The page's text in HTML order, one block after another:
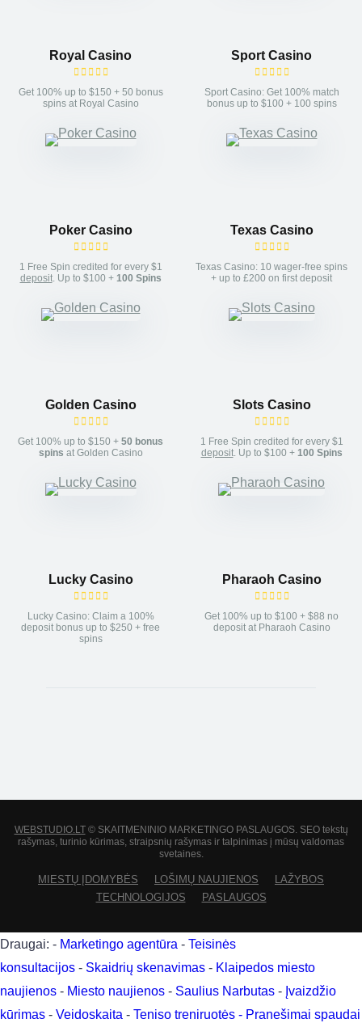
Royal Casino
Get 100% up to $150 + 50 bonus
spins at Royal Casino
Sport Casino
Sport Casino: Get 100% match
bonus up to $100 + 100 spins
Poker Casino
1 Free Spin credited for every $1
deposit. Up to $100 + 100 Spins
Texas Casino
Texas Casino: 10 wager-free spins
+ up to £200 on first deposit
Golden Casino
Get 100% up to $150 + 50 bonus
spins at Golden Casino
Slots Casino
1 Free Spin credited for every $1
deposit. Up to $100 + 100 Spins
Lucky Casino
Lucky Casino: Claim a 100%
deposit bonus up to $250 + free
spins
Pharaoh Casino
Get 100% up to $100 + $88 no
deposit at Pharaoh Casino
WEBSTUDIO.LT© SKAITMENINIO MARKETINGO PASLAUGOS. SEO tekstų
rašymas, turinio kūrimas, straipsnių rašymas ir talpinimas į mūsų valdomas
svetaines.
MIESTŲ ĮDOMYBĖS LOŠIMŲ NAUJIENOS
LAŽYBOS
TECHNOLOGIJOS
PASLAUGOS
Draugai: - Marketingo agentūra - Teisinės
konsultacijos - Skaidrių skenavimas - Klaipedos miesto
naujienos - Miesto naujienos - Saulius Narbutas - Įvaizdžio
kūrimas - Veidoskaita - Teniso treniruotės - Pranešimai spaudai